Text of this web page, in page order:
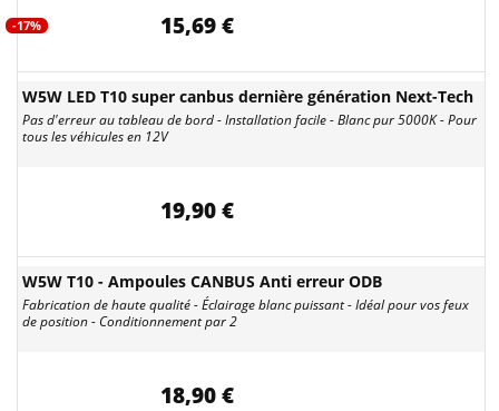
-17% 15,69 €
W5W LED T10 super canbus dernière génération Next-Tech
Pas d'erreur au tableau de bord - Installation facile - Blanc pur 5000K - Pour
tous les véhicules en 12V
19,90 €
W5W T10 - Ampoules CANBUS Anti erreur ODB
Fabrication de haute qualité - Éclairage blanc puissant - Idéal pour vos feux
de position - Conditionnement par 2
18,90 €